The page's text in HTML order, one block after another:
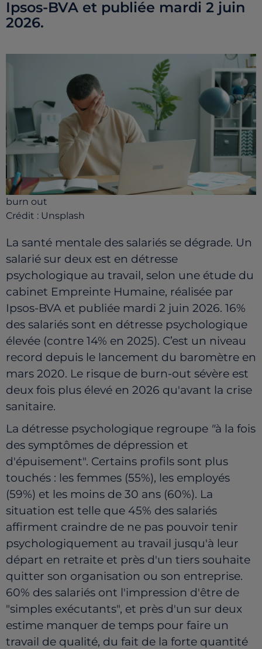
Ipsos-BVA et publiée mardi 2 juin
2026.
burn out
Crédit : Unsplash
La santé mentale des salariés se dégrade. Un
salarié sur deux est en détresse
psychologique au travail, selon une étude du
cabinet Empreinte Humaine, réalisée par
Ipsos-BVA et publiée mardi 2 juin 2026. 16%
des salariés sont en détresse psychologique
élevée (contre 14% en 2025). C’est un niveau
record depuis le lancement du baromètre en
mars 2020. Le risque de burn-out sévère est
deux fois plus élevé en 2026 qu'avant la crise
sanitaire.
La détresse psychologique regroupe "à la fois
des symptômes de dépression et
d'épuisement". Certains profils sont plus
touchés : les femmes (55%), les employés
(59%) et les moins de 30 ans (60%). La
situation est telle que 45% des salariés
affirment craindre de ne pas pouvoir tenir
psychologiquement au travail jusqu'à leur
départ en retraite et près d'un tiers souhaite
quitter son organisation ou son entreprise.
60% des salariés ont l'impression d'être de
"simples exécutants", et près d'un sur deux
estime manquer de temps pour faire un
travail de qualité, du fait de la forte quantité